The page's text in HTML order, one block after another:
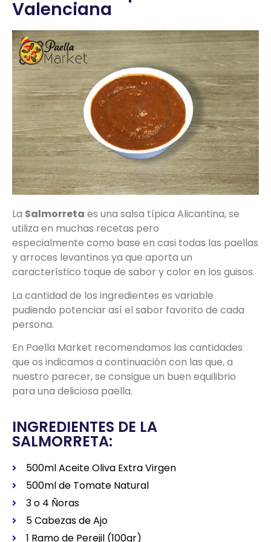
Valenciana
La Salmorreta es una salsa típica Alicantina, se
utiliza en muchas recetas pero
especialmente como base en casi todas las paellas
y arroces levantinos ya que aporta un
característico toque de sabor y color en los guisos.
La cantidad de los ingredientes es variable
pudiendo potenciar así el sabor favorito de cada
persona.
En Paella Market recomendamos las cantidades
que os indicamos a continuación con las que, a
nuestro parecer, se consigue un buen equilibrio
para una deliciosa paella.
INGREDIENTES DE LA
SALMORRETA:
500ml Aceite Oliva Extra Virgen
500ml de Tomate Natural
3 o 4 Ñoras
5 Cabezas de Ajo
1 Ramo de Perejil (100gr)